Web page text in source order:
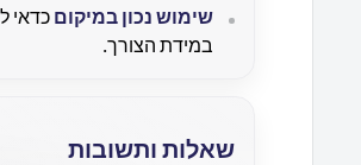
שימוש נכון במיקום כדאי
במידת הצורך.
שאלות ותשובות